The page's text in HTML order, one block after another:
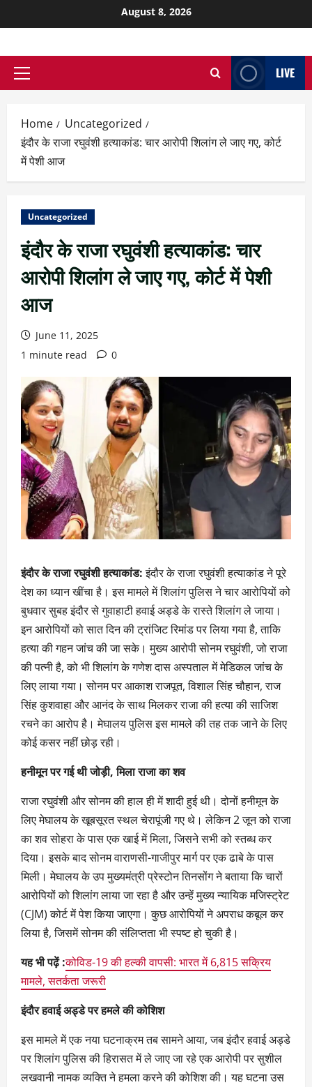
August 8, 2026
LIVE
Home
Uncategorized
इंदौर के राजा रघुवंशी हत्याकांड: चार आरोपी शिलांग ले जाए गए, कोर्ट
में पेशी आज
Uncategorized
इंदौर के राजा रघुवंशी हत्याकांड: चार
आरोपी शिलांग ले जाए गए, कोर्ट में पेशी
आज
June 11, 2025
1 minute read
0
इंदौर के राजा रघुवंशी हत्याकांड:इंदौर के राजा रघुवंशी हत्याकांड ने पूरे
देश का ध्यान खींचा है। इस मामले में शिलांग पुलिस ने चार आरोपियों को
बुधवार सुबह इंदौर से गुवाहाटी हवाई अड्डे के रास्ते शिलांग ले जाया।
इन आरोपियों को सात दिन की ट्रांजिट रिमांड पर लिया गया है, ताकि
हत्या की गहन जांच की जा सके। मुख्य आरोपी सोनम रघुवंशी, जो राजा
की पत्नी है, को भी शिलांग के गणेश दास अस्पताल में मेडिकल जांच के
लिए लाया गया। सोनम पर आकाश राजपूत, विशाल सिंह चौहान, राज
सिंह कुशवाहा और आनंद के साथ मिलकर राजा की हत्या की साजिश
रचने का आरोप है। मेघालय पुलिस इस मामले की तह तक जाने के लिए
कोई कसर नहीं छोड़ रही।
हनीमून पर गई थी जोड़ी, मिला राजा का शव
राजा रघुवंशी और सोनम की हाल ही में शादी हुई थी। दोनों हनीमून के
लिए मेघालय के खूबसूरत स्थल चेरापूंजी गए थे। लेकिन 2 जून को राजा
का शव सोहरा के पास एक खाई में मिला, जिसने सभी को स्तब्ध कर
दिया। इसके बाद सोनम वाराणसी-गाजीपुर मार्ग पर एक ढाबे के पास
मिली। मेघालय के उप मुख्यमंत्री प्रेस्टोन तिनसोंग ने बताया कि चारों
आरोपियों को शिलांग लाया जा रहा है और उन्हें मुख्य न्यायिक मजिस्ट्रेट
(CJM) कोर्ट में पेश किया जाएगा। कुछ आरोपियों ने अपराध कबूल कर
लिया है, जिसमें सोनम की संलिप्तता भी स्पष्ट हो चुकी है।
यह भी पढ़ें :कोविड-19 की हल्की वापसी: भारत में 6,815 सक्रिय
मामले, सतर्कता जरूरी
इंदौर हवाई अड्डे पर हमले की कोशिश
इस मामले में एक नया घटनाक्रम तब सामने आया, जब इंदौर हवाई अड्डे
पर शिलांग पुलिस की हिरासत में ले जाए जा रहे एक आरोपी पर सुशील
लखवानी नामक व्यक्ति ने हमला करने की कोशिश की। यह घटना उस